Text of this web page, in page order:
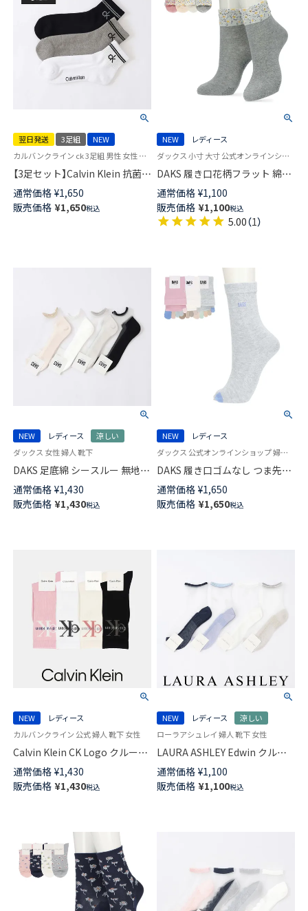
翌日発送 3足組
NEW
カルバンクライン ck 3足組 男性 女性 靴下 ユニセックス
【3足セット】Calvin Klein 抗菌防
臭 足底パイル クッション性＋
耐久性抜群！ショート丈 ライン
ソックス カジュアル レディー
通常価格 ¥1,650
販売価格 ¥1,650税込
NEW
レディース
ダックス 小寸 大寸 公式オンラインショップ 婦人靴下 女性
DAKS 履き口花柄フラット 綿混
クルー丈 ソックス 日本製 足底
滑り止め付き レディース
03367465
通常価格 ¥1,100
販売価格 ¥1,100税込
5.00（1）
NEW レディース
涼しい
ダックス 女性 婦人 靴下
DAKS 足底綿 シースルー 無地
スニーカー丈 日本製 ソックス
レディース 03367412
通常価格 ¥1,430
販売価格 ¥1,430税込
NEW
レディース
ダックス 公式オンラインショップ 婦人 靴下
DAKS 履き口ゴムなし つま先切
替5本指 クルー丈 レディース ソ
ックス 靴下 女性 プレゼント ギ
フト 無料ラッピング 03367085
通常価格 ¥1,650
販売価格 ¥1,650税込
NEW
レディース
カルバンクライン 公式 婦人 靴下 女性
Calvin Klein CK Logo クルー丈
ソックス レディース 03267012
通常価格 ¥1,430
販売価格 ¥1,430税込
NEW レディース
涼しい
ローラアシュレイ 婦人 靴下 女性
LAURA ASHLEY Edwin クルー
丈 ソックス レディース
03357418
通常価格 ¥1,100
販売価格 ¥1,100税込